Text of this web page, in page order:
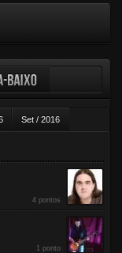
Set / 2016
baixo
4 pontos
1 ponto